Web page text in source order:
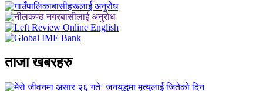
ताजा खबरहरु